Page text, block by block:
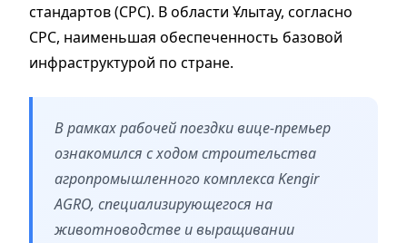
стандартов (СРС). В области Ұлытау, согласно
СРС, наименьшая обеспеченность базовой
инфраструктурой по стране.
В рамках рабочей поездки вице-премьер
ознакомился с ходом строительства
агропромышленного комплекса Kengir
AGRO, специализирующегося на
животноводстве и выращивании